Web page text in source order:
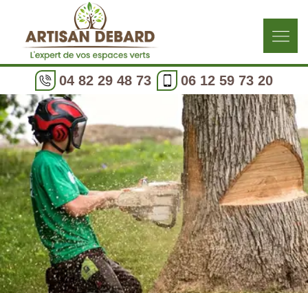
04 82 29 48 73 06 12 59 73 20